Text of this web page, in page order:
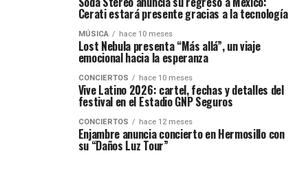
Cerati estará presente gracias a la tecnología
MÚSICA hace 10 meses
Lost Nebula presenta “Más allá”, un viaje
emocional hacia la esperanza
CONCIERTOS hace 10 meses
Vive Latino 2026: cartel, fechas y detalles del
festival en el Estadio GNP Seguros
CONCIERTOS hace 12 meses
Enjambre anuncia concierto en Hermosillo con
su “Daños Luz Tour”